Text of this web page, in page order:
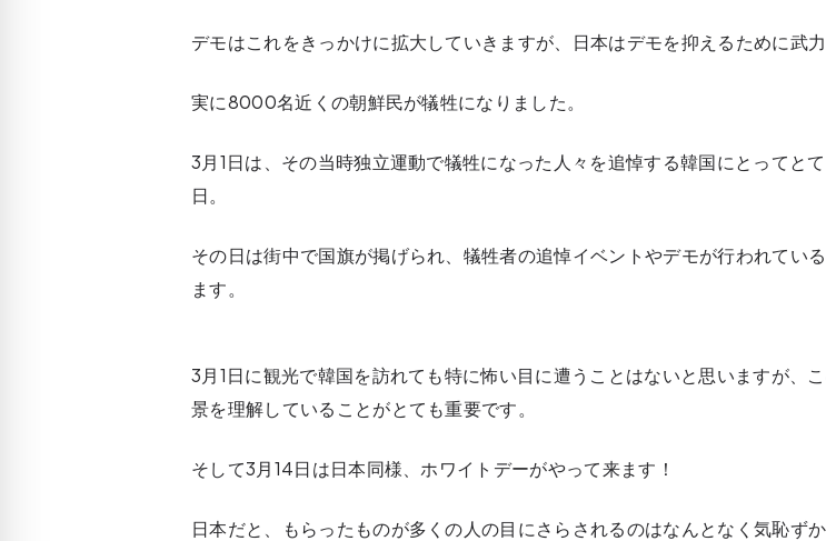
デモはこれをきっかけに拡大していきますが、日本はデモを抑えるために武力
実に8000名近くの朝鮮民が犠牲になりました。
3月1日は、その当時独立運動で犠牲になった人々を追悼する韓国にとってと
日。
その日は街中で国旗が掲げられ、犠牲者の追悼イベントやデモが行われてい
ます。
3月1日に観光で韓国を訪れても特に怖い目に遭うことはないと思いますが、
景を理解していることがとても重要です。
そして3月14日は日本同様、 ホワイトデーがやって来ます！
日本だと、もらったものが多くの人の目にさらされるのはなんとなく気恥ず